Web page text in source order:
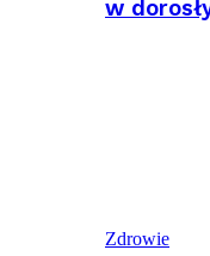
w
Zdrowie